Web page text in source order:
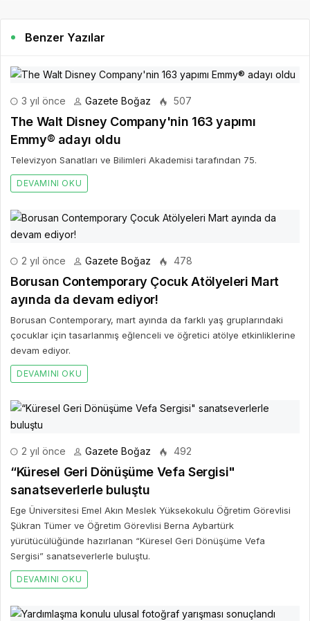
Benzer Yazılar
3 yıl önce Gazete Boğaz 507
The Walt Disney Company'nin 163 yapımı
Emmy® adayı oldu
Televizyon Sanatları ve Bilimleri Akademisi tarafından 75.
DEVAMINI OKU
2 yıl önce Gazete Boğaz 478
Borusan Contemporary Çocuk Atölyeleri Mart
ayında da devam ediyor!
Borusan Contemporary, mart ayında da farklı yaş gruplarındaki
çocuklar için tasarlanmış eğlenceli ve öğretici atölye etkinliklerine
devam ediyor.
DEVAMINI OKU
2 yıl önce Gazete Boğaz 492
“Küresel Geri Dönüşüme Vefa Sergisi"
sanatseverlerle buluştu
Ege Üniversitesi Emel Akın Meslek Yüksekokulu Öğretim Görevlisi
Şükran Tümer ve Öğretim Görevlisi Berna Aybartürk
yürütücülüğünde hazırlanan “Küresel Geri Dönüşüme Vefa
Sergisi” sanatseverlerle buluştu.
DEVAMINI OKU